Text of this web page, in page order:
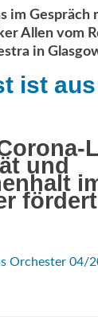
im Gespräch
Allen vom
in
ist
und
fördert
Orchester 04/